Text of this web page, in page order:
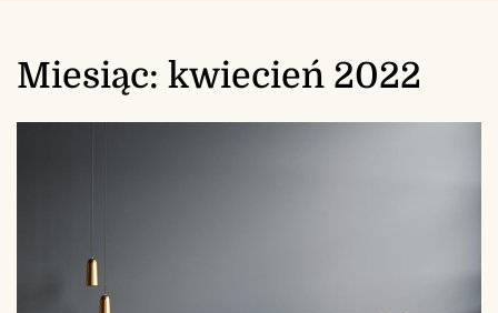
Miesiąc: kwiecień 2022